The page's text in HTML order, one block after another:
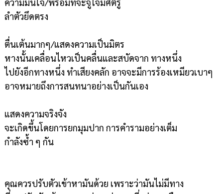
ลำตัวยึดตรง
ตื่นเต้นมากๆ/แสดงความเป็นมิตร
หางนั้นเคลื่อนไหวเป็นคลื่นและสบัดจาก ทางหนึ่ง
ไปยังอีกทางหนึ่ง ทำเสียงคลัก อาจจะมีการร้องเหมียวเบาๆ
อาจหมายถึงการสนทนาอย่างเป็นกันเอง
แสดงความจริงจัง
จะเกิดขึ้นโดยการยกมุมปาก การคำรามอย่างเต็ม
กำลังซ้ำ ๆ กัน
คุณควรปรับตัวเข้าหามันด้วย เพราะว่ามันไม่มีทาง